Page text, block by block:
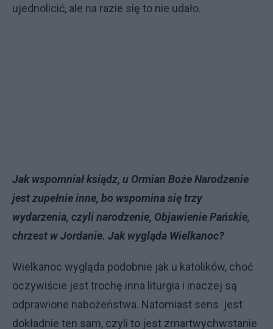
ujednolicić, ale na razie się to nie udało.
Jak wspomniał ksiądz, u Ormian Boże Narodzenie
jest zupełnie inne, bo wspomina się trzy
wydarzenia, czyli narodzenie, Objawienie Pańskie,
chrzest w Jordanie. Jak wygląda Wielkanoc?
Wielkanoc wygląda podobnie jak u katolików, choć
oczywiście jest trochę inna liturgia i inaczej są
odprawione nabożeństwa. Natomiast sens jest
dokładnie ten sam, czyli to jest zmartwychwstanie